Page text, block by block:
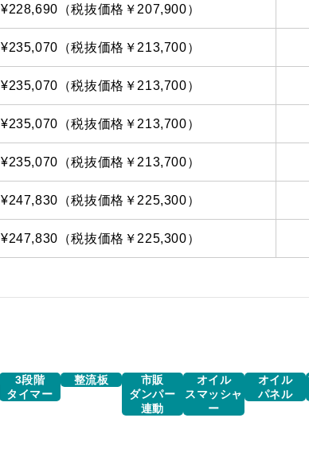
¥228,690（税抜価格￥207,900）
¥235,070（税抜価格￥213,700）
¥235,070（税抜価格￥213,700）
¥235,070（税抜価格￥213,700）
¥235,070（税抜価格￥213,700）
¥247,830（税抜価格￥225,300）
¥247,830（税抜価格￥225,300）
3段階
タイマー
整流板
市販
ダンパー
連動
オイル
スマッシャ
ー
オイル
パネル